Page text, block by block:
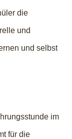
die
und
und selbst
im
für die